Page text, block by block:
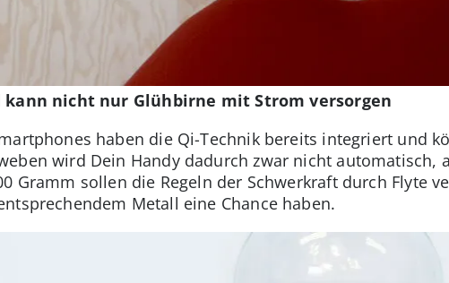
kann nicht nur Glühbirne mit Strom versorgen
haben die Qi-Technik bereits integriert und
wird Dein Handy dadurch zwar nicht automatisch,
Gramm sollen die Regeln der Schwerkraft durch Flyte
Metall eine Chance haben.